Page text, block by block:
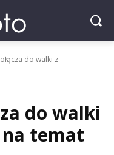
do walki z
do walki
temat